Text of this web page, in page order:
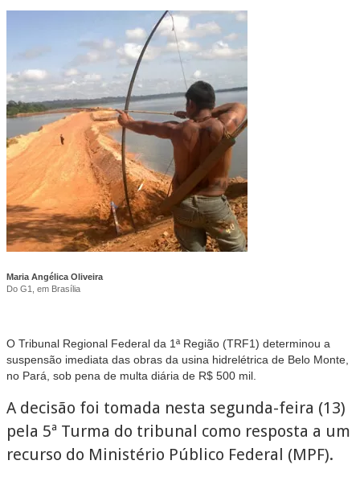
Maria Angélica Oliveira
Do G1, em Brasília
O Tribunal Regional Federal da 1ª Região (TRF1) determinou a
suspensão imediata das obras da usina hidrelétrica de Belo Monte,
no Pará, sob pena de multa diária de R$ 500 mil.
A decisão foi tomada nesta segunda-feira (13)
pela 5ª Turma do tribunal como resposta a um
recurso do Ministério Público Federal (MPF).